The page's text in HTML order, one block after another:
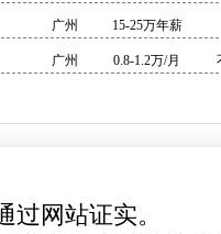
广州 15-25万年薪
广州 0.8-1.2万/月
过网站证实。